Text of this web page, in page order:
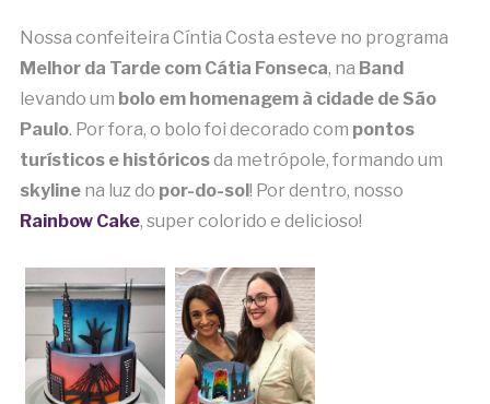
Nossa confeiteira Cíntia Costa esteve no programa
Melhor da Tarde com Cátia Fonseca, na Band
levando um bolo em homenagem à cidade de São
Paulo. Por fora, o bolo foi decorado com pontos
turísticos e históricosda metrópole, formando um
skylinena luz do por-do-sol! Por dentro, nosso
Rainbow Cake, super colorido e delicioso!